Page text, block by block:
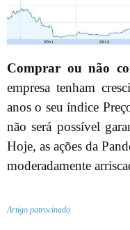
Comprar ou não
empresa tenham
anos o seu índice
não será possível
Hoje, as ações da
moderadamente
Artigo patrocinado